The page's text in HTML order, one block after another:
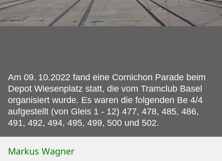
Am 09. 10.2022 fand eine Cornichon Parade beim
Depot Wiesenplatz statt, die vom Tramclub Basel
organisiert wurde. Es waren die folgenden Be 4/4
aufgestellt (von Gleis 1 - 12) 477, 478, 485, 486,
491, 492, 494, 495, 499, 500 und 502.
Markus Wagner